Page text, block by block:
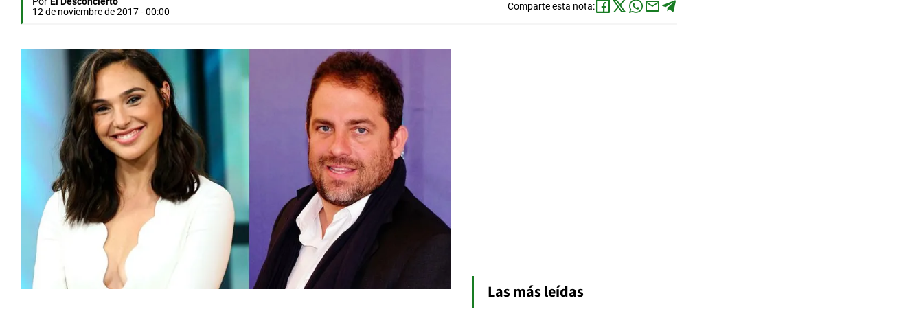
12 de noviembre de 2017 - 00:00
Comparte esta nota:
Las más leídas